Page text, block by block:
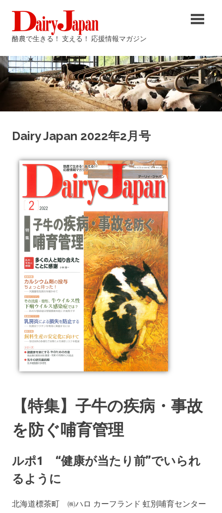
へ
ス
プ
農
雑
誌
Dairy
Japan
酪農で生きる！ 支える！ 応援情報マガジン
Dairy Japan 2022年2月号
【特集】子牛の疾病・事故
を防ぐ哺育管理
ルポ1 “健康が当たり前”でいられ
るように
北海道標茶町 ㈱ハロ カーフランド 虹別哺育センター